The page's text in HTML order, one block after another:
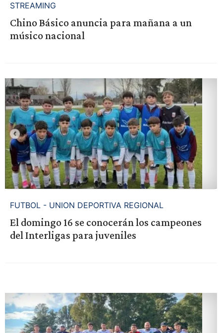
STREAMING
Chino Básico anuncia para mañana a un
músico nacional
FUTBOL - UNION DEPORTIVA REGIONAL
El domingo 16 se conocerán los campeones
del Interligas para juveniles